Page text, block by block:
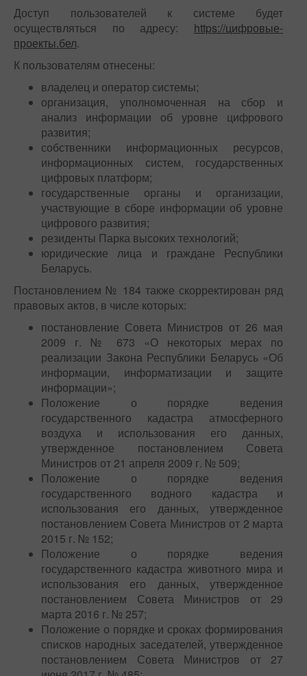
Доступ пользователей к системе будет
осуществляться по адресу: https://цифровые-
проекты.бел.
К пользователям отнесены:
владелец и оператор системы;
организация, уполномоченная на сбор и
анализ информации об уровне цифрового
развития;
собственники информационных ресурсов,
информационных систем, государственных
цифровых платформ;
государственные органы и организации,
участвующие в сборе информации об уровне
цифрового развития;
резиденты Парка высоких технологий;
юридические лица и граждане Республики
Беларусь.
Постановлением № 184 также скорректирован ряд
правовых актов, в числе которых:
постановление Совета Министров от 26 мая
2009 г. № 673 «О некоторых мерах по
реализации Закона Республики Беларусь «Об
информации, информатизации и защите
информации»;
Положение о порядке ведения
государственного кадастра атмосферного
воздуха и использования его данных,
утвержденное постановлением Совета
Министров от 21 апреля 2009 г. № 509;
Положение о порядке ведения
государственного водного кадастра и
использования его данных, утвержденное
постановлением Совета Министров от 2 марта
2015 г. № 152;
Положение о порядке ведения
государственного кадастра животного мира и
использования его данных, утвержденное
постановлением Совета Министров от 29
марта 2016 г. № 257;
Положение о порядке и сроках формирования
списков народных заседателей, утвержденное
постановлением Совета Министров от 27